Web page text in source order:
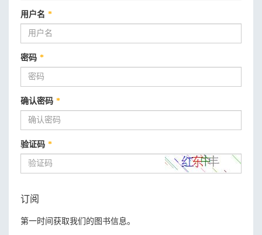
用户名 *
密码 *
确认密码 *
验证码 *
订阅
第一时间获取我们的图书信息。